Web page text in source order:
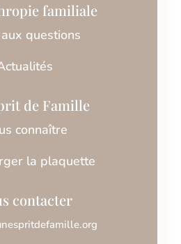
familiale
questions
de Famille
connaître
la plaquette
contacter